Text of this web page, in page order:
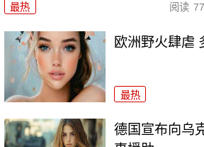
最热 阅读
欧洲野火肆虐
最热
德国宣布向乌